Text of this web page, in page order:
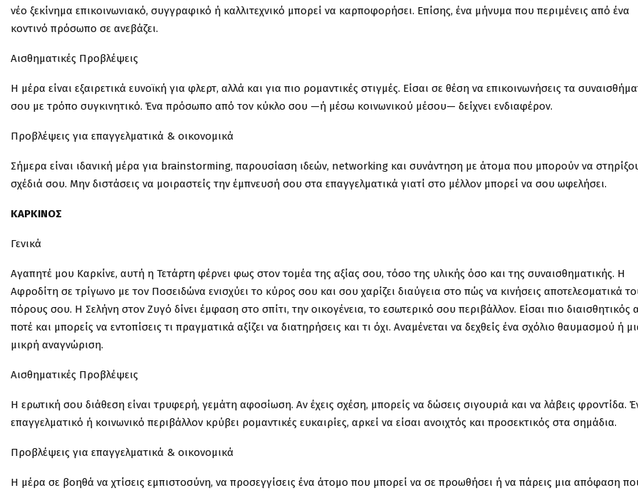
νέο ξεκίνημα επικοινωνιακό, συγγραφικό ή καλλιτεχνικό μπορεί να καρποφορήσει. Επίσης, ένα μήνυμα που περιμένεις από ένα
κοντινό πρόσωπο σε ανεβάζει.
Αισθηματικές Προβλέψεις
Η μέρα είναι εξαιρετικά ευνοϊκή για φλερτ, αλλά και για πιο ρομαντικές στιγμές. Είσαι σε θέση να επικοινωνήσεις τα
σου με τρόπο συγκινητικό. Ένα πρόσωπο από τον κύκλο σου —ή μέσω κοινωνικού μέσου— δείχνει ενδιαφέρον.
Προβλέψεις για επαγγελματικά & οικονομικά
Σήμερα είναι ιδανική μέρα για brainstorming, παρουσίαση ιδεών, networking και συνάντηση με άτομα που μπορούν να
σχέδιά σου. Μην διστάσεις να μοιραστείς την έμπνευσή σου στα επαγγελματικά γιατί στο μέλλον μπορεί να σου ωφελήσει.
ΚΑΡΚΙΝΟΣ
Γενικά
Αγαπητέ μου Καρκίνε, αυτή η Τετάρτη φέρνει φως στον τομέα της αξίας σου, τόσο της υλικής όσο και της συναισθηματικής. Η
Αφροδίτη σε τρίγωνο με τον Ποσειδώνα ενισχύει το κύρος σου και σου χαρίζει διαύγεια στο πώς να κινήσεις αποτελεσματικά
πόρους σου. Η Σελήνη στον Ζυγό δίνει έμφαση στο σπίτι, την οικογένεια, το εσωτερικό σου περιβάλλον. Είσαι πιο διαισθητικός
ποτέ και μπορείς να εντοπίσεις τι πραγματικά αξίζει να διατηρήσεις και τι όχι. Αναμένεται να δεχθείς ένα σχόλιο θαυμασμού ή
μικρή αναγνώριση.
Αισθηματικές Προβλέψεις
Η ερωτική σου διάθεση είναι τρυφερή, γεμάτη αφοσίωση. Αν έχεις σχέση, μπορείς να δώσεις σιγουριά και να λάβεις φροντίδα.
επαγγελματικό ή κοινωνικό περιβάλλον κρύβει ρομαντικές ευκαιρίες, αρκεί να είσαι ανοιχτός και προσεκτικός στα σημάδια.
Προβλέψεις για επαγγελματικά & οικονομικά
Η μέρα σε βοηθά να χτίσεις εμπιστοσύνη, να προσεγγίσεις ένα άτομο που μπορεί να σε προωθήσει ή να πάρεις μια απόφαση